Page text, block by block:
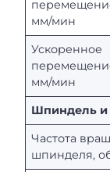
мм/мин
Ускоренное
мм/мин
Шпиндель и
Частота
шпинделя,